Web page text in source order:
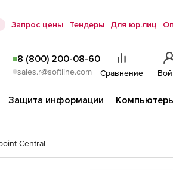
Запрос цены Тендеры Для юр.лиц
8 (800) 200-08-60
sales.r@softline.com Сравнение
Защита информации
Central